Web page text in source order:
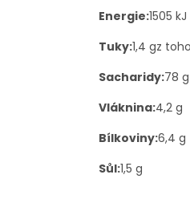
Energie:1505
Tuky:1,4 gz
Sacharidy:78
Vláknina:4,2 g
Bílkoviny:6,4 g
Sůl:1,5 g